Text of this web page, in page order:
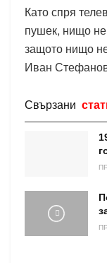
Като спря
пушек, нищо
защото нищо
Иван
Свързани